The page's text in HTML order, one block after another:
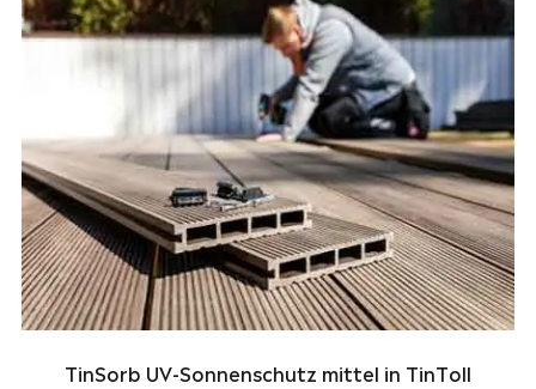
TinSorb UV-Sonnenschutz mittel in TinToll